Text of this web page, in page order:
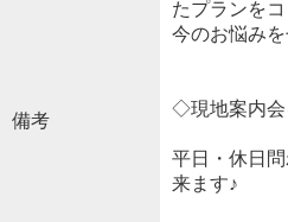
備考
たプランを
今のお悩み
◇現地案内
平日・休日
来ます♪